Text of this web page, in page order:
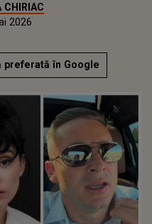
CHIRIAC
2026
preferată în Google